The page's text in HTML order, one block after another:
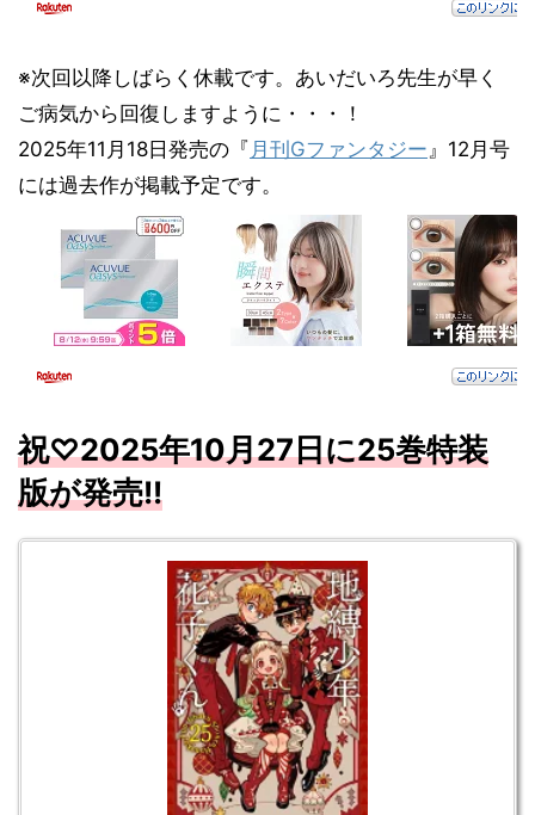
※次回以降しばらく休載です。あいだいろ先生が早く
ご病気から回復しますように・・・！
2025年11月18日発売の『 月刊Gファンタジー』12月号
には過去作が掲載予定です。
祝♡2025年10月27日に25巻特装
版が発売!!